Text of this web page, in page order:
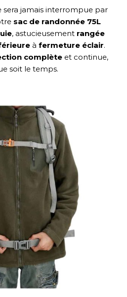
sera jamais interrompue par
sac de randonnée 75L
, astucieusement rangée
à fermeture éclair.
complèteet continue,
soit le temps.